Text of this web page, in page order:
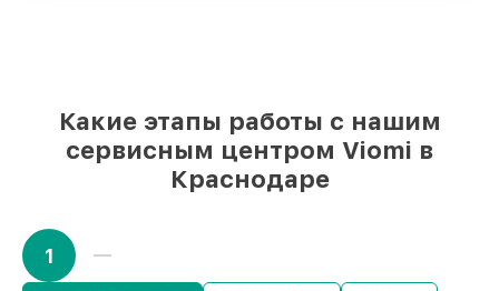
Какие этапы работы с нашим
сервисным центром Viomi в
Краснодаре
1